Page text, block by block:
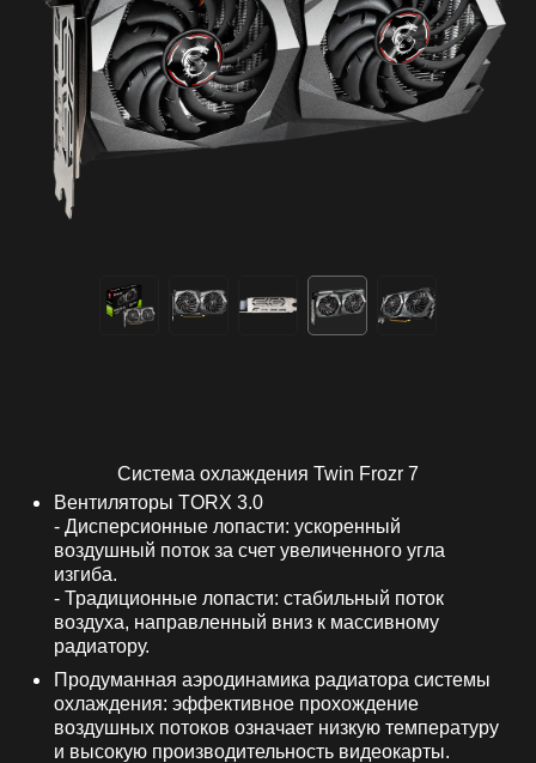
Система охлаждения Twin Frozr 7
Вентиляторы TORX 3.0
- Дисперсионные лопасти: ускоренный
воздушный поток за счет увеличенного угла
изгиба.
- Традиционные лопасти: стабильный поток
воздуха, направленный вниз к массивному
радиатору.
Продуманная аэродинамика радиатора системы
охлаждения: эффективное прохождение
воздушных потоков означает низкую температуру
и высокую производительность видеокарты.